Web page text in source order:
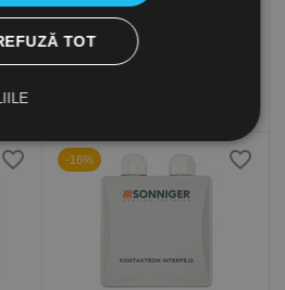
Lei
3,515.50 Lei
2,953.50
(TVA inclusa)
-16%
TOT